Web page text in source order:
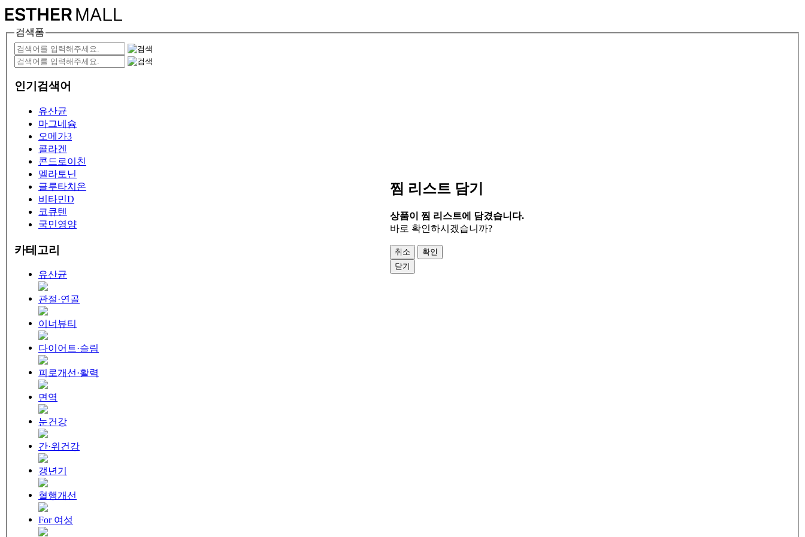
검색폼
인기검색어
유산균
마그네슘
오메가3
콜라겐
콘드로이친
멜라토닌
글루타치온
비타민D
코큐텐
국민영양
카테고리
유산균
관절·연골
이너뷰티
다이어트·슬림
피로개선·활력
면역
눈건강
간·위건강
갱년기
혈행개선
For 여성
찜 리스트 담기
상품이 찜 리스트에 담겼습니다.
바로 확인하시겠습니까?
취소
확인
닫기